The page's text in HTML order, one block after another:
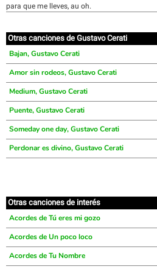
para que me lleves, au oh.
Otras canciones de Gustavo Cerati
Bajan, Gustavo Cerati
Amor sin rodeos, Gustavo Cerati
Medium, Gustavo Cerati
Puente, Gustavo Cerati
Someday one day, Gustavo Cerati
Perdonar es divino, Gustavo Cerati
Otras canciones de interés
Acordes de Tú eres mi gozo
Acordes de Un poco loco
Acordes de Tu Nombre